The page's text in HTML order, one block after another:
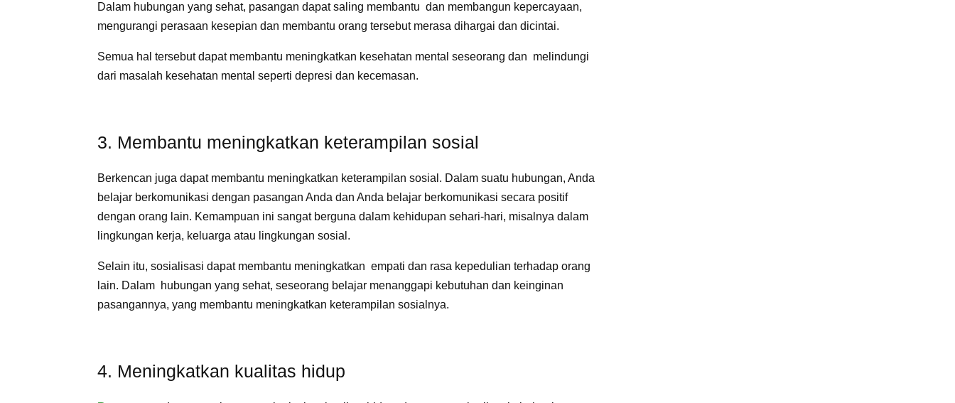
Dalam hubungan yang sehat, pasangan dapat saling membantu dan membangun kepercayaan,
mengurangi perasaan kesepian dan membantu orang tersebut merasa dihargai dan dicintai.
Semua hal tersebut dapat membantu meningkatkan kesehatan mental seseorang dan melindungi
dari masalah kesehatan mental seperti depresi dan kecemasan.
3. Membantu meningkatkan keterampilan sosial
Berkencan juga dapat membantu meningkatkan keterampilan sosial. Dalam suatu hubungan, Anda
belajar berkomunikasi dengan pasangan Anda dan Anda belajar berkomunikasi secara positif
dengan orang lain. Kemampuan ini sangat berguna dalam kehidupan sehari-hari, misalnya dalam
lingkungan kerja, keluarga atau lingkungan sosial.
Selain itu, sosialisasi dapat membantu meningkatkan empati dan rasa kepedulian terhadap orang
lain. Dalam hubungan yang sehat, seseorang belajar menanggapi kebutuhan dan keinginan
pasangannya, yang membantu meningkatkan keterampilan sosialnya.
4. Meningkatkan kualitas hidup